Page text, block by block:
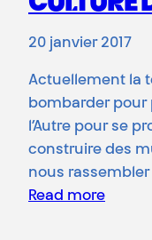
20 janvier 2017
Actuellement la
bombarder pour
l’Autre pour se
construire des
nous rassembler
Read more